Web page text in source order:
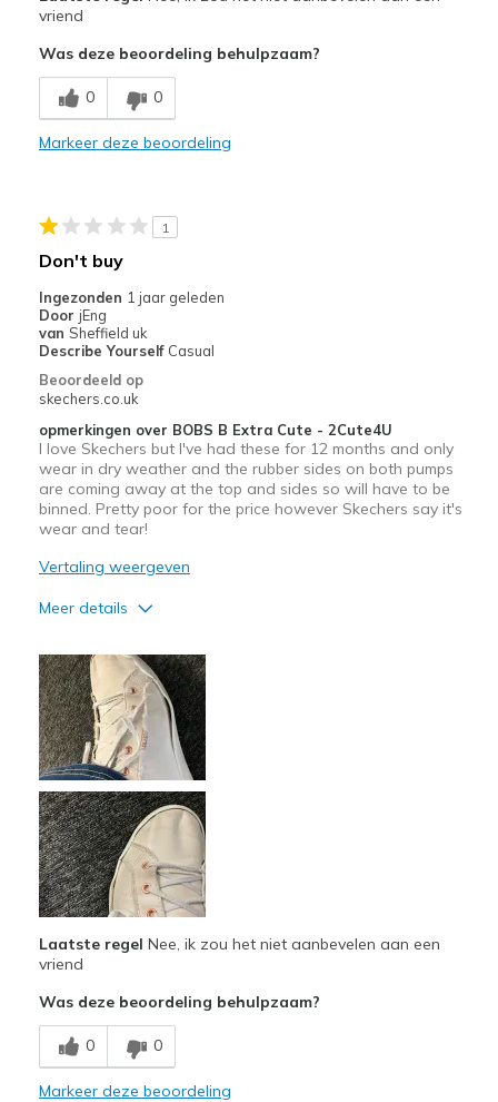
Sizing
vriend
Was deze beoordeling behulpzaam?
0 0
Markeer deze beoordeling
1
Don't buy
Ingezonden 1 jaar geleden
Door jEng
van Sheffield uk
Describe Yourself Casual
Beoordeeld op
skechers.co.uk
opmerkingen over BOBS B Extra Cute - 2Cute4U
I love Skechers but I've had these for 12 months and only
wear in dry weather and the rubber sides on both pumps
are coming away at the top and sides so will have to be
binned. Pretty poor for the price however Skechers say it's
wear and tear!
Vertaling weergeven
Meer details
Poor Quality
Beste toepassingen
Casual Wear
Width
Feels true to width
Sizing
Feels half size too big
Laatste regel Nee, ik zou het niet aanbevelen aan een
vriend
Was deze beoordeling behulpzaam?
0 0
Markeer deze beoordeling